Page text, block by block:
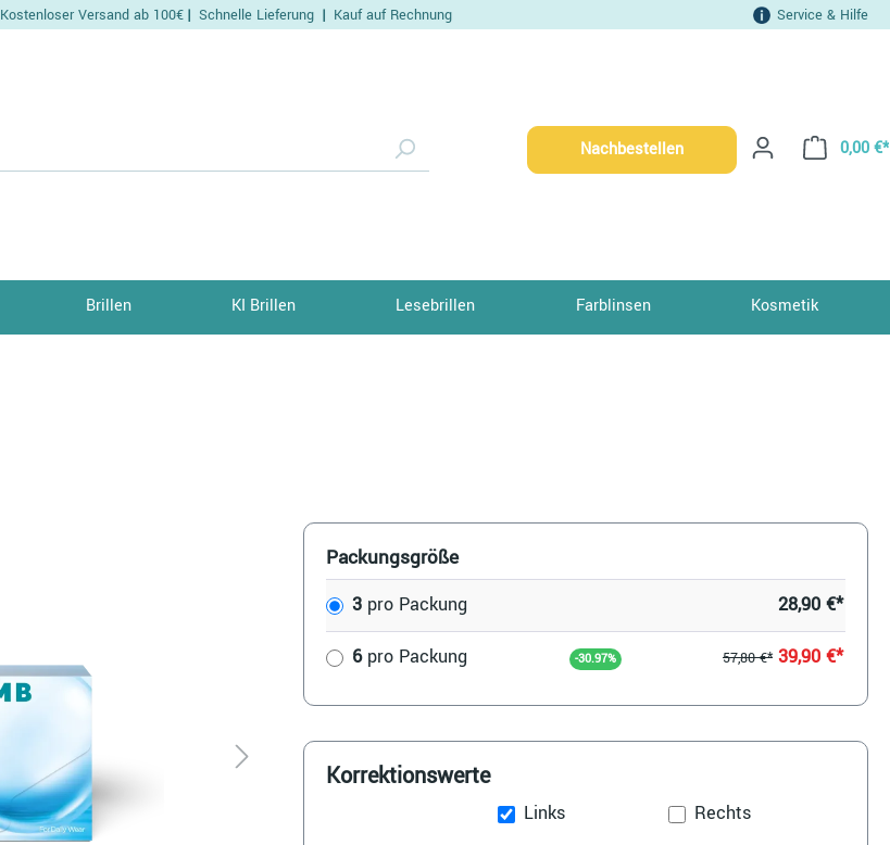
Kostenloser Versand ab 100€ | Schnelle Lieferung | Kauf auf Rechnung Service & Hilfe
0,00 €*
Nachbestellen
Brillen KI Brillen Lesebrillen Farblinsen Kosmetik
Packungsgröße
3 pro Packung
28,90 €*
6 pro Packung -30.97% 57,80 €* 39,90 €*
Korrektionswerte
Links Rechts